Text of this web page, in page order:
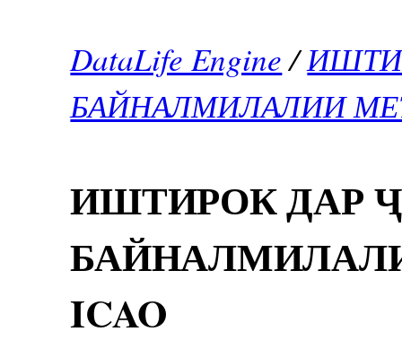
DataLife Engine/
БАЙНАЛМИЛАЛИИ
ИШТИРОК ДАР
ICAO